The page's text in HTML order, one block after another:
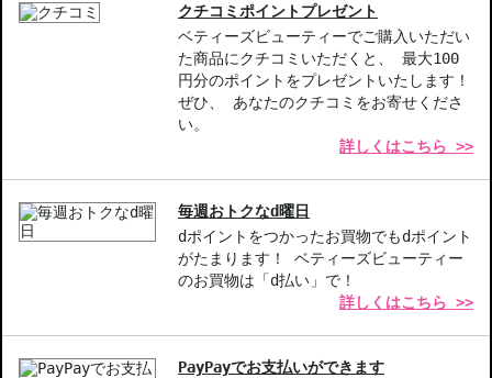
【ご注意ください】
◇こちらの商品は代引きでの発送ができかねます。代引きでご注文
いただいた場合は、コンビニ後払いに変更をさせて頂きます。コン
ビニ後払いには、決済代行会社による審査がございます。予めご了
◇こちらの商品は、ヤマト運輸、佐川急便もしくは日本郵便で発送
◇配送伝票の依頼主名、納品書に弊社以外の物流センター社名が記
載されることがあります。
◇上記注意書き記載がある商品の合計金額が16666円以上の場合、
別途手数料が発生する場合があります。予めご了承ください。
◇1件のご注文でも倉庫が異なる場合や配送用箱の関係で荷物を分割
して配送する場合がございます。予めご了承ください。また、明細
書は分割してそれぞれの荷物に同梱されますが手数料等の変更はご
クチコミポイントプレゼント
ベティーズビューティーでご購入いただい
た商品にクチコミいただくと、 最大100
円分のポイントをプレゼントいたします！
ぜひ、 あなたのクチコミをお寄せくださ
い。
詳しくはこちら >>
毎週おトクなd曜日
dポイントをつかったお買物でもdポイント
がたまります！ ベティーズビューティー
のお買物は「d払い」で！
詳しくはこちら >>
PayPayでお支払いができます